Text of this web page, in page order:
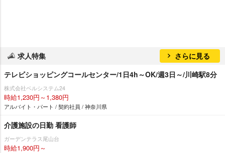
求人特集
さらに見る
テレビショッピングコールセンター/1日4h～OK/週3日～/川崎駅8分
株式会社ベルシステム24
時給1,230円～1,380円
アルバイト・パート / 契約社員 / 神奈川県
介護施設の日勤 看護師
ガーデンテラス尾山台
時給1,900円～